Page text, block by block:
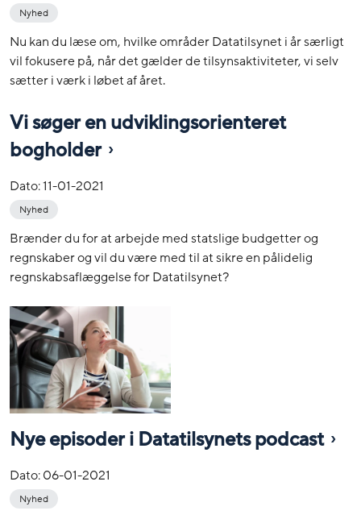
Nyhed
Nu kan du læse om, hvilke områder Datatilsynet i år særligt
vil fokusere på, når det gælder de tilsynsaktiviteter, vi selv
sætter i værk i løbet af året.
Vi søger en udviklingsorienteret
bogholder
Dato:11-01-2021
Nyhed
Brænder du for at arbejde med statslige budgetter og
regnskaber og vil du være med til at sikre en pålidelig
regnskabsaflæggelse for Datatilsynet?
Nye episoder i Datatilsynets podcast
Dato:06-01-2021
Nyhed